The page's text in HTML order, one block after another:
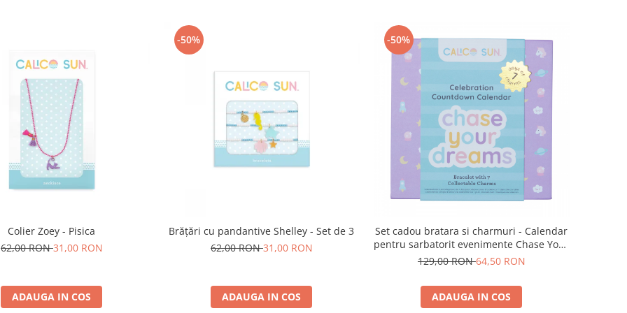
Colier Zoey - Pisica
62,00 RON31,00 RON
ADAUGA IN COS
-50%
Brățări cu pandantive Shelley - Set de 3
62,00 RON31,00 RON
ADAUGA IN COS
-50%
Set cadou bratara si charmuri - Calendar
pentru sarbatorit evenimente Chase Your
Dream
129,00 RON64,50 RON
ADAUGA IN COS